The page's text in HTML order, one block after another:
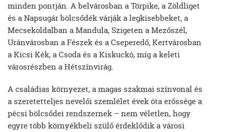
minden pontján. A belvárosban a Törpike, a Zöldliget
és a Napsugár bölcsődék várják a legkisebbeket, a
Mecsekoldalban a Mandula, Szigeten a Mezőszél,
Uránvárosban a Fészek és a Cseperedő, Kertvárosban
a Kicsi Kék, a Csoda és a Kiskuckó, míg a keleti
városrészben a Hétszínvirág.
A családias környezet, a magas szakmai színvonal és
a szeretetteljes nevelői szemlélet évek óta erőssége a
pécsi bölcsődei rendszernek – nem véletlen, hogy
egyre több környékbeli szülő érdeklődik a városi